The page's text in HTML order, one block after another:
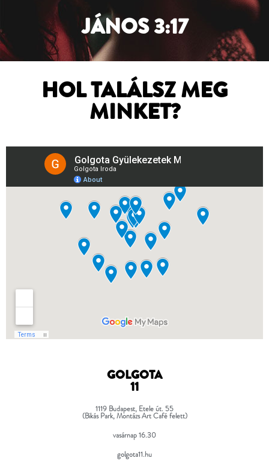
JÁNOS 3:17
HOL TALÁLSZ MEG
MINKET?
GOLGOTA
11
1119 Budapest, Etele út. 55
(Bikás Park, Montázs Art Café felett)
vasárnap 16.30
golgota11.hu